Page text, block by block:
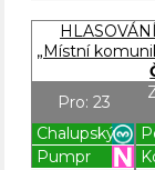
„Místní
Pro: 23
Chalupský
Pumpr